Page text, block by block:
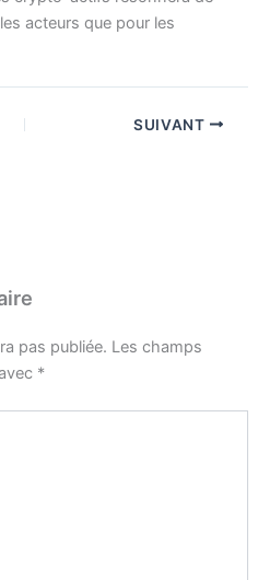
acteurs que pour les
SUIVANT
pas publiée. Les champs
*